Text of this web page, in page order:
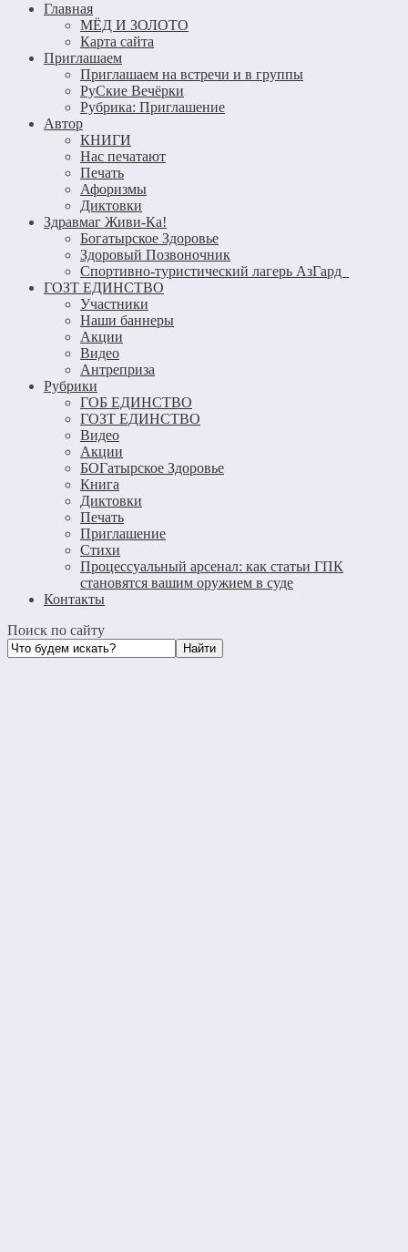
Главная
МЁД И ЗОЛОТО
Карта сайта
Приглашаем
Приглашаем на встречи и в группы
РуСкие Вечёрки
Рубрика: Приглашение
Автор
КНИГИ
Нас печатают
Печать
Афоризмы
Диктовки
Здравмаг Живи-Ка!
Богатырское Здоровье
Здоровый Позвоночник
Спортивно-туристический лагерь АзГард
ГОЗТ ЕДИНСТВО
Участники
Наши баннеры
Акции
Видео
Антреприза
Рубрики
ГОБ ЕДИНСТВО
ГОЗТ ЕДИНСТВО
Видео
Акции
БОГатырское Здоровье
Книга
Диктовки
Печать
Приглашение
Стихи
Процессуальный арсенал: как статьи ГПК
становятся вашим оружием в суде
Контакты
Поиск по сайту